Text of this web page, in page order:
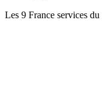
Les 9 France services